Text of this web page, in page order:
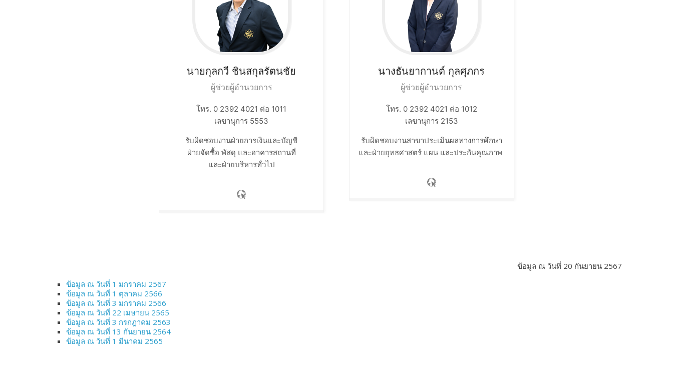
นายกุลกวี ชินสกุลรัตนชัย
ผู้ช่วยผู้อำนวยการ
โทร. 0 2392 4021 ต่อ 1011
เลขานุการ 5553
รับผิดชอบงานฝ่ายการเงินและบัญชี​
ฝ่ายจัดซื้อ พัสดุ และอาคารสถานที่​
และฝ่ายบริหารทั่วไป​
นางธันยากานต์ กุลศุภกร
ผู้ช่วยผู้อำนวยการ
โทร. 0 2392 4021 ต่อ 1012
เลขานุการ 2153
รับผิดชอบงานสาขาประเมินผลทางการศึกษา​
และฝ่ายยุทธศาสตร์ แผน และประกันคุณภาพ ​
ข้อมูล ณ วันที่ 20 กันยายน 2567
ข้อมูล ณ วันที่ 1 มกราคม 2567
ข้อมูล ณ วันที่ 1 ตุลาคม 2566
ข้อมูล ณ วันที่ 3 มกราคม 2566
ข้อมูล ณ วันที่ 22 เมษายน 2565
ข้อมูล ณ วันที่ 3 กรกฎาคม 2563
ข้อมูล ณ วันที่ 13 กันยายน 2564
ข้อมูล ณ วันที่ 1 มีนาคม 2565